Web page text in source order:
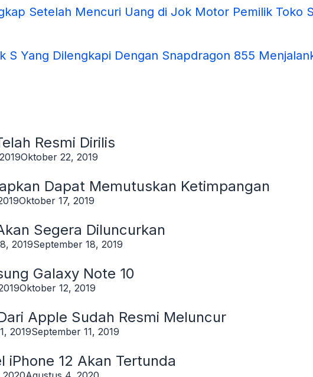
Setelah Mencuri Uang di Jok Motor Pemilik Toko
S Yang Dilengkapi Dengan Snapdragon 855
Resmi Dirilis
Oktober 22, 2019
Dapat Memutuskan Ketimpangan
Oktober 17, 2019
Segera Diluncurkan
2019September 18, 2019
Galaxy Note 10
Oktober 12, 2019
Apple Sudah Resmi Meluncur
2019September 11, 2019
iPhone 12 Akan Tertunda